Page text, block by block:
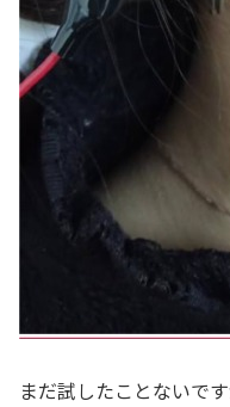
まだ試したことないで